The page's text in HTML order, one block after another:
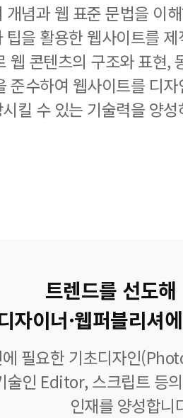
개념과 웹 표준 문법을 이
팁을 활용한 웹사이트를
웹 콘텐츠의 구조와 표현,
준수하여 웹사이트를 디
킬 수 있는 기술력을 양
트렌드를 선도해
자이너·웹퍼블리셔
에 필요한 기초디자인
술인 Editor, 스크립트 등
인재를 양성합니